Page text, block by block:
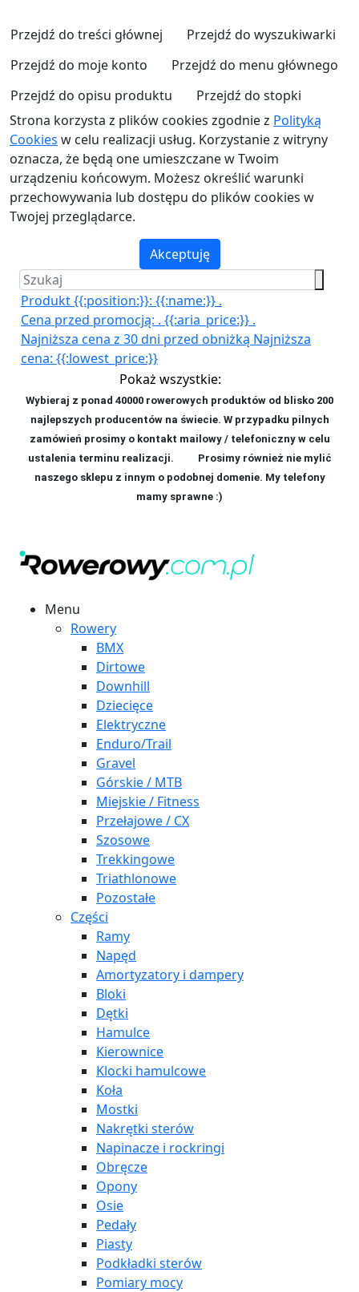
Przejdź do treści głównej
Przejdź do wyszukiwarki
Przejdź do moje konto
Przejdź do menu głównego
Przejdź do opisu produktu
Przejdź do stopki
Strona korzysta z plików cookies zgodnie z Polityką
Cookies w celu realizacji usług. Korzystanie z witryny
oznacza, że będą one umieszczane w Twoim
urządzeniu końcowym. Możesz określić warunki
przechowywania lub dostępu do plików cookies w
Twojej przeglądarce.
Akceptuję
Produkt {{:position:}}: {{:name:}} .
Cena przed promocją: . {{:aria_price:}} .
Najniższa cena z 30 dni przed obniżką Najniższa
cena: {{:lowest_price:}}
Pokaż wszystkie:
Wybieraj z ponad 40000 rowerowych produktów od blisko 200
najlepszych producentów na świecie. W przypadku pilnych
zamówień prosimy o kontakt mailowy / telefoniczny w celu
ustalenia terminu realizacji. Prosimy również nie mylić
naszego sklepu z innym o podobnej domenie. My telefony
mamy sprawne :)
Menu
Rowery
BMX
Dirtowe
Downhill
Dziecięce
Elektryczne
Enduro/Trail
Gravel
Górskie / MTB
Miejskie / Fitness
Przełajowe / CX
Szosowe
Trekkingowe
Triathlonowe
Pozostałe
Części
Ramy
Napęd
Amortyzatory i dampery
Bloki
Dętki
Hamulce
Kierownice
Klocki hamulcowe
Koła
Mostki
Nakrętki sterów
Napinacze i rockringi
Obręcze
Opony
Osie
Pedały
Piasty
Podkładki sterów
Pomiary mocy